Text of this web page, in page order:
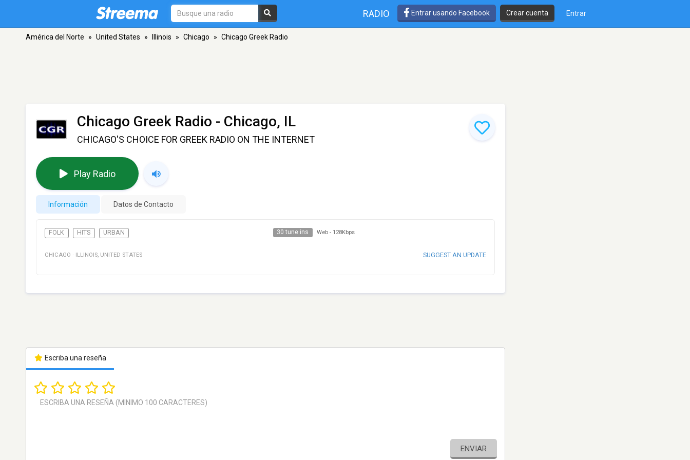
RADIO Entrar usando Facebook Crear cuenta Entrar
América del Norte » United States » Illinois » Chicago » Chicago Greek Radio
Chicago Greek Radio - Chicago, IL
CHICAGO'S CHOICE FOR GREEK RADIO ON THE INTERNET
Play Radio
Información Datos de Contacto
FOLK HITS URBAN 30 tune ins Web - 128Kbps
CHICAGO · ILLINOIS, UNITED STATES SUGGEST AN UPDATE
Escriba una reseña
ENVIAR